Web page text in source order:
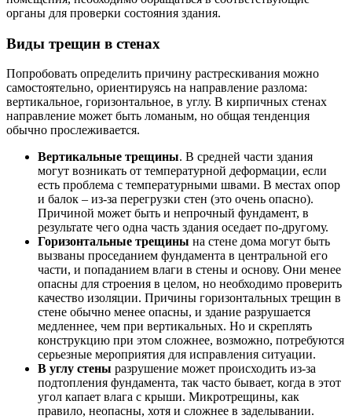
органы для проверки состояния здания.
Виды трещин в стенах
Попробовать определить причину растрескивания можно
самостоятельно, ориентируясь на направление разлома:
вертикальное, горизонтальное, в углу. В кирпичных стенах
направление может быть ломаным, но общая тенденция
обычно прослеживается.
Вертикальные трещины. В средней части здания
могут возникать от температурной деформации, если
есть проблема с температурными швами. В местах опор
и балок – из-за перегрузки стен (это очень опасно).
Причиной может быть и непрочный фундамент, в
результате чего одна часть здания оседает по-другому.
Горизонтальные трещины на стене дома могут быть
вызваны проседанием фундамента в центральной его
части, и попаданием влаги в стены и основу. Они менее
опасны для строения в целом, но необходимо проверить
качество изоляции. Причины горизонтальных трещин в
стене обычно менее опасны, и здание разрушается
медленнее, чем при вертикальных. Но и скреплять
конструкцию при этом сложнее, возможно, потребуются
серьезные мероприятия для исправления ситуации.
В углу стены разрушение может происходить из-за
подтопления фундамента, так часто бывает, когда в этот
угол капает влага с крыши. Микротрещины, как
правило, неопасны, хотя и сложнее в заделывании.